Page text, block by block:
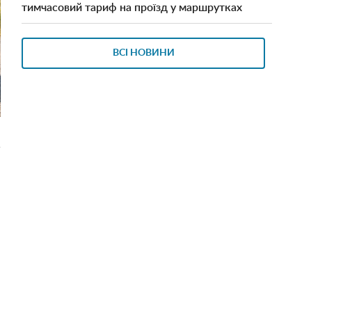
тимчасовий тариф на проїзд у маршрутках
ВСІ НОВИНИ